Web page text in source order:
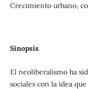
Crecimiento urbano,
Sinopsis
El neoliberalismo ha
sociales con la idea